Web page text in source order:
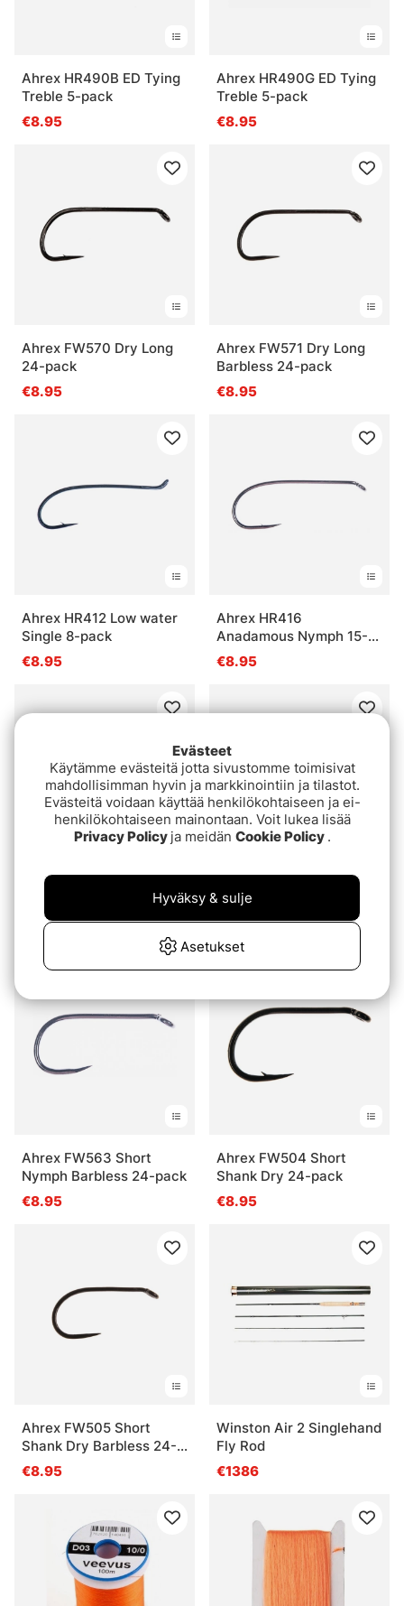
Ahrex HR490B ED Tying
Treble 5-pack
€8.95
Ahrex HR490G ED Tying
Treble 5-pack
€8.95
Ahrex FW570 Dry Long
24-pack
€8.95
Ahrex FW571 Dry Long
Barbless 24-pack
€8.95
Ahrex HR412 Low water
Single 8-pack
€8.95
Ahrex HR416
Anadamous Nymph 15-
pack
€8.95
Ahrex FW527 Big Gap
Dry Barbless 24-pack
€8.95
Ahrex FW562 Short
Nymph 24-pack
Ahrex FW563 Short
Nymph Barbless 24-pack
€8.95
Ahrex FW504 Short
Shank Dry 24-pack
€8.95
Ahrex FW505 Short
Shank Dry Barbless 24-
pack
€8.95
Winston Air 2 Singlehand
Fly Rod
€1386
Evästeet
Käytämme evästeitä jotta sivustomme toimisivat
mahdollisimman hyvin ja markkinointiin ja tilastot.
Evästeitä voidaan käyttää henkilökohtaiseen ja ei-
henkilökohtaiseen mainontaan. Voit lukea lisää
Privacy Policy ja meidän Cookie Policy .
Asetukset
Hyväksy & sulje